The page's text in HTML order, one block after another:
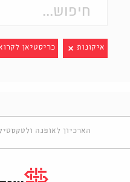
איקונות כריסטיאן
הארכיון לאופנה